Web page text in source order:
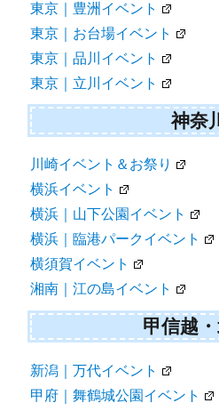
東京｜豊洲イベント
東京｜お台場イベント
東京｜品川イベント
東京｜立川イベント
神奈川
川崎イベント＆お祭り
横浜イベント
横浜｜山下公園イベント
横浜｜臨港パークイベント
横須賀イベント
湘南｜江の島イベント
甲信越
新潟｜万代イベント
甲府｜舞鶴城公園イベント